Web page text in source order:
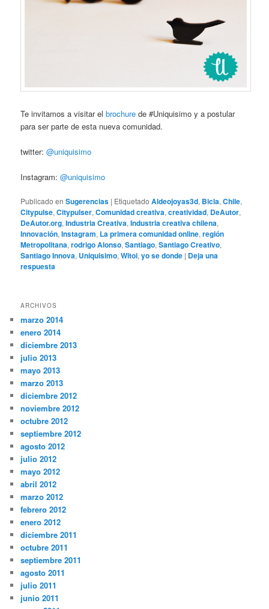
Te invitamos a visitar elbrochurede #Uniquisimo y a postular
para ser parte de esta nueva comunidad.
twitter:@uniquisimo
Instagram:@uniquisimo
Publicado en Sugerencias | Etiquetado Aldeojoyas3d, Bicla,Chile,
Citypulse,Citypulser,Comunidad creativa,creatividad, DeAutor,
DeAutor.org,Industria Creativa,Industria creativa chilena,
Innovación,Instagram, La primera comunidad online,región
Metropolitana,rodrigo Alonso,Santiago,Santiago Creativo,
Santiago Innova, Uniquisimo,Witoi,yo se donde | Deja una
respuesta
ARCHIVOS
marzo 2014
enero 2014
diciembre 2013
julio 2013
mayo 2013
marzo 2013
diciembre 2012
noviembre 2012
octubre 2012
septiembre 2012
agosto 2012
julio 2012
mayo 2012
abril 2012
marzo 2012
febrero 2012
enero 2012
diciembre 2011
octubre 2011
septiembre 2011
agosto 2011
julio 2011
junio 2011